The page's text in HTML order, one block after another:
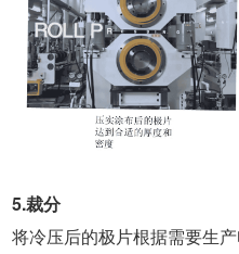
5.裁分
将冷压后的极片根据需要生